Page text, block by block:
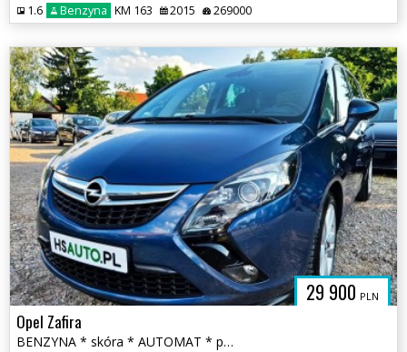
1.6 Benzyna KM 163 2015 269000
29 900 PLN
Opel Zafira
BENZYNA * skóra * AUTOMAT * panorama * super * okazja * 170KM